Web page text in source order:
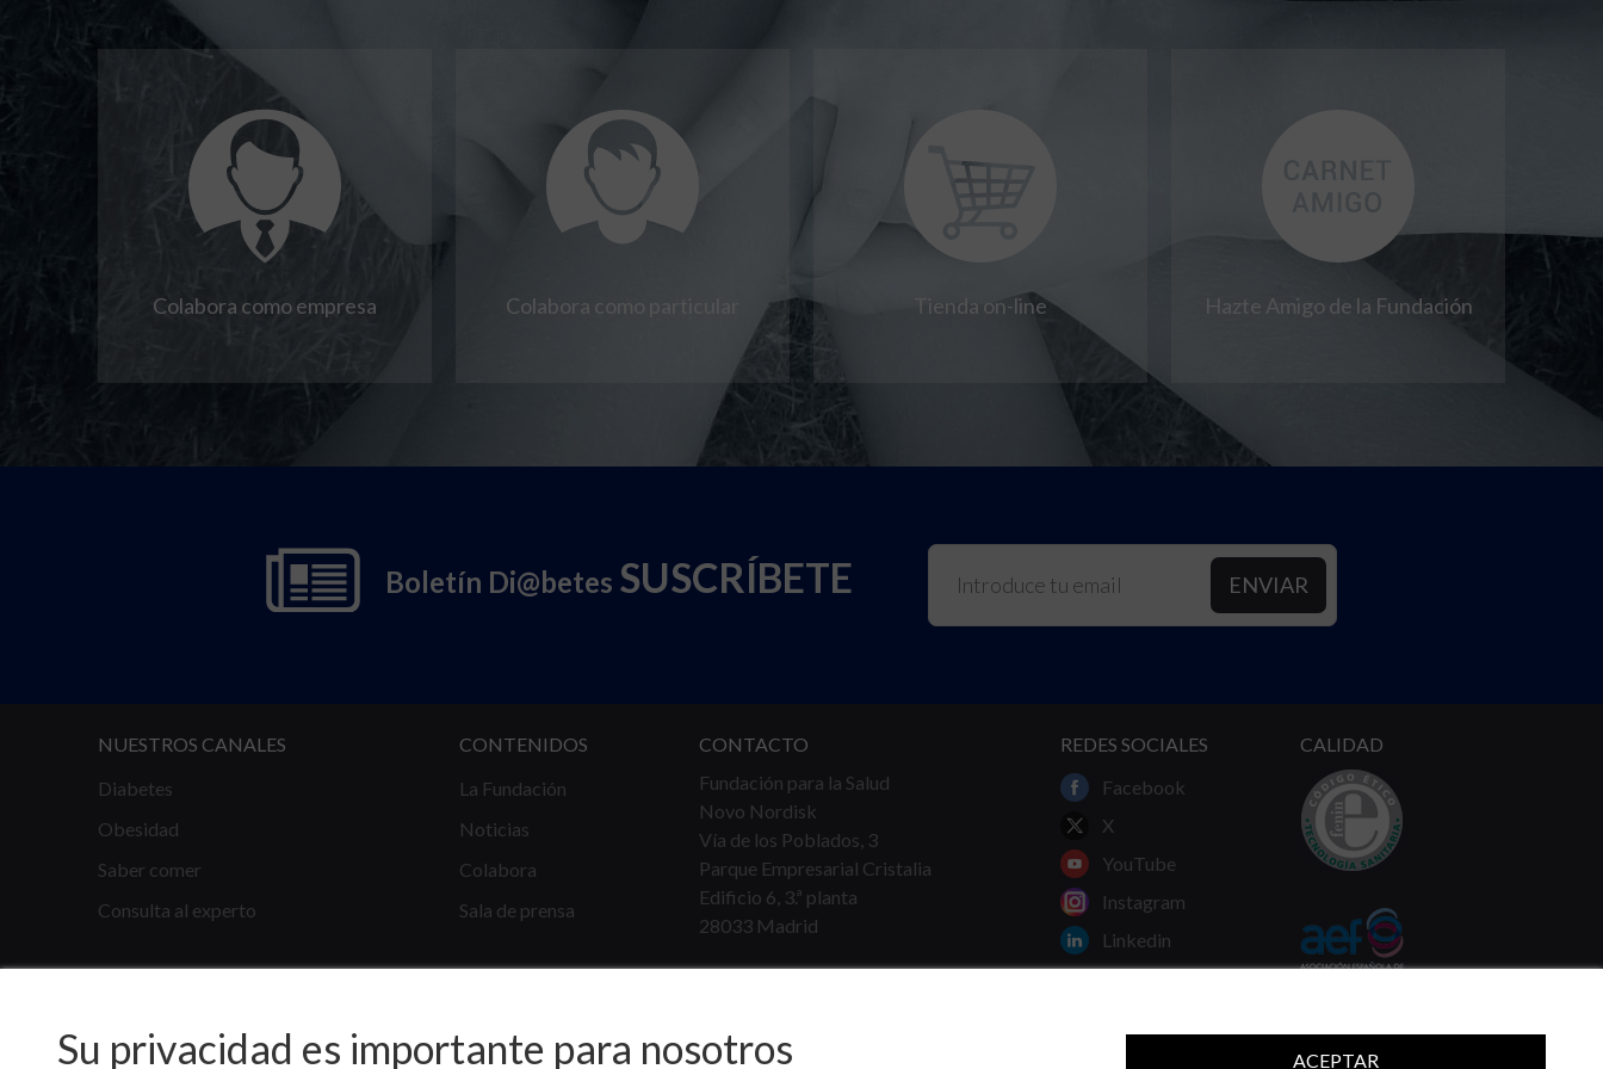
Su privacidad es importante para nosotros ACEPTAR
Colabora como empresa Colabora como particular Tienda on-line Hazte Amigo de la Fundación
Boletín Di@betes SUSCRÍBETE
NUESTROS CANALES
Diabetes
Obesidad
Saber comer
Consulta al experto
CONTENIDOS
La Fundación
Noticias
Colabora
Sala de prensa
CONTACTO
Fundación para la Salud
Novo Nordisk
Vía de los Poblados, 3
Parque Empresarial Cristalia
Edificio 6, 3.ª planta
28033 Madrid
REDES SOCIALES
Facebook
X
YouTube
Instagram
Linkedin
CALIDAD